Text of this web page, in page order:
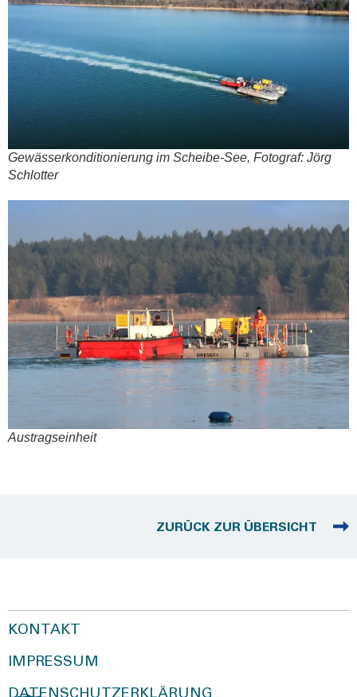
Gewäs­ser­kon­di­tio­nie­rung im Schei­be-See, Foto­graf: Jörg
Schlot­ter
Aus­trags­ein­heit
ZURÜCK ZUR ÜBERSICHT
KONTAKT
IMPRESSUM